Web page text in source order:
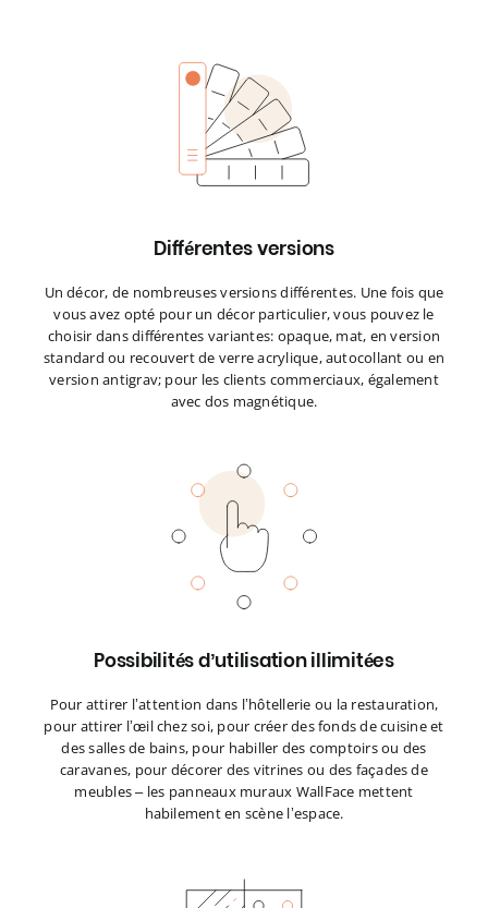
Différentes versions
Un décor, de nombreuses versions différentes. Une fois que
vous avez opté pour un décor particulier, vous pouvez le
choisir dans différentes variantes: opaque, mat, en version
standard ou recouvert de verre acrylique, autocollant ou en
version antigrav; pour les clients commerciaux, également
avec dos magnétique.
Possibilités d’utilisation illimitées
Pour attirer l’attention dans l’hôtellerie ou la restauration,
pour attirer l’œil chez soi, pour créer des fonds de cuisine et
des salles de bains, pour habiller des comptoirs ou des
caravanes, pour décorer des vitrines ou des façades de
meubles – les panneaux muraux WallFace mettent
habilement en scène l’espace.